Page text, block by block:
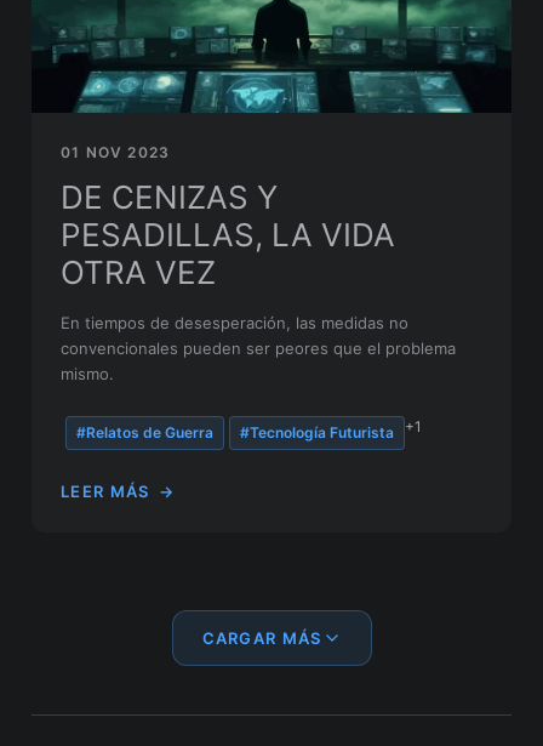
01 NOV 2023
DE CENIZAS Y
PESADILLAS, LA VIDA
OTRA VEZ
En tiempos de desesperación, las medidas no
convencionales pueden ser peores que el problema
mismo.
#Relatos de Guerra #Tecnología Futurista +1
LEER MÁS →
CARGAR MÁS